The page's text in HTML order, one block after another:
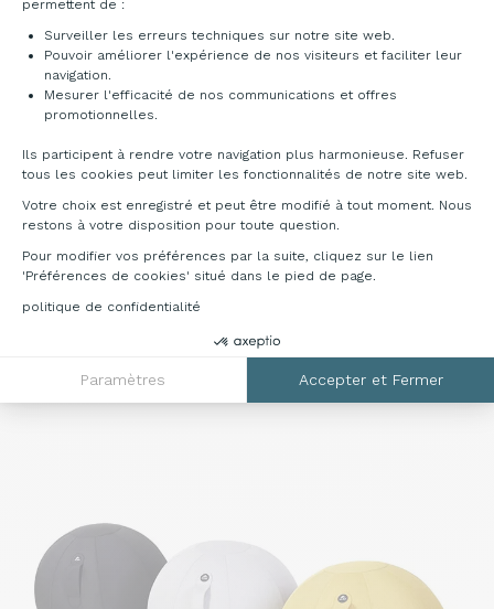
permettent de :
Surveiller les erreurs techniques sur notre site web.
Pouvoir améliorer l'expérience de nos visiteurs et faciliter leur
navigation.
Mesurer l'efficacité de nos communications et offres
promotionnelles.
Ils participent à rendre votre navigation plus harmonieuse. Refuser
tous les cookies peut limiter les fonctionnalités de notre site web.
Votre choix est enregistré et peut être modifié à tout moment. Nous
restons à votre disposition pour toute question.
Pour modifier vos préférences par la suite, cliquez sur le lien
'Préférences de cookies' situé dans le pied de page.
politique de confidentialité
Paramètres Accepter et Fermer
Axeptio consent
Normes
EN71-3
Anti-Burst test (Test anti-explosion)
Dimensions & références
Jaune
MHBALLJ
Gris clair
Réf.
MHBALLG
:MHBALLB
: